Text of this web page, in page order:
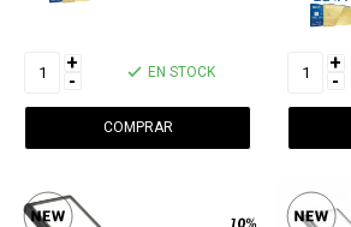
+
- EN STOCK +
-